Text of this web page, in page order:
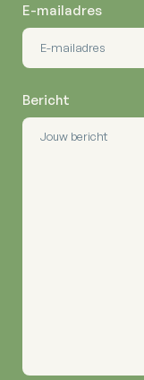
E-mailadres
Bericht